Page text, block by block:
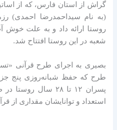
گراش از استان فارس، که از
(به نام سیداحمدرضا احمدی)
روستا ارائه داد و به علت خوش
شعبه در این روستا افتتاح شد.
بصیری به اجرای طرح قرآنی
طرح که حفظ شبانه‌روزی پنج
پسران ۱۲ تا ۲۸ سال
استعداد و توانایشان مقداری از